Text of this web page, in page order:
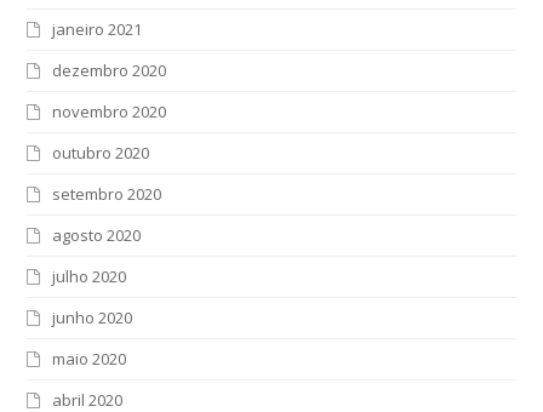
janeiro 2021
dezembro 2020
novembro 2020
outubro 2020
setembro 2020
agosto 2020
julho 2020
junho 2020
maio 2020
abril 2020